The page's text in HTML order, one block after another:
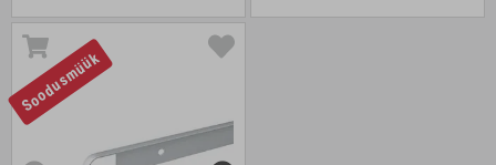
Soodusmüük